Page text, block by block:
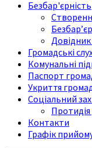
Безбар'єрність
Громадські
Комунальні
Паспорт
Укриття
Соціальний
Контакти
Графік